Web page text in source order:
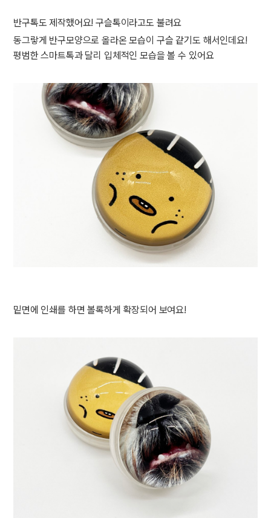
반구톡도 제작했어요! 구슬톡이라고도 불려요
동그랗게 반구모양으로 올라온 모습이 구슬 같기도 해서인데요!
평범한 스마트톡과 달리 입체적인 모습을 볼 수 있어요
밑면에 인쇄를 하면 볼록하게 확장되어 보여요!